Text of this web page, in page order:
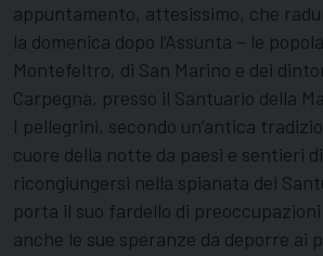
appuntamento, attesissimo, che
la domenica dopo l’Assunta – le
Montefeltro, di San Marino e dei
Carpegna, presso il Santuario della
I pellegrini, secondo un’antica
cuore della notte da paesi e sentieri
ricongiungersi nella spianata del
porta il suo fardello di
anche le sue speranze da deporre ai